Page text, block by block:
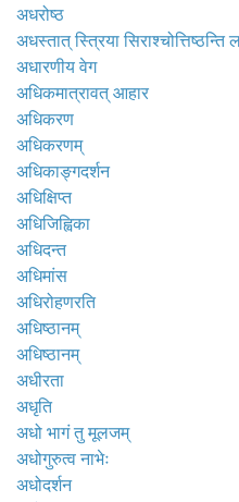
अधरोष्ठ
अधस्तात् स्त्रिया सिराश्चोत्तिष्ठन्ति
अधारणीय वेग
अधिकमात्रावत् आहार
अधिकरण
अधिकरणम्
अधिकाङ्गदर्शन
अधिक्षिप्त
अधिजिह्विका
अधिदन्त
अधिमांस
अधिरोहणरति
अधिष्ठानम्
अधिष्ठानम्
अधीरता
अधृति
अधो भागं तु मूलजम्
अधोगुरुत्व नाभेः
अधोदर्शन